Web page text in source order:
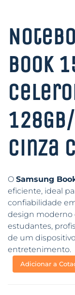
Book
Cinza
O Samsung
eficiente, ideal
confiabilidade
design moderno
estudantes,
de um
entretenimento.
Adicionar a